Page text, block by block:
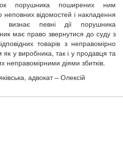
порушника поширених ним
відомостей і накладення
певні дії порушника
має право звернутися до суду з
товарів з неправомірно
у виробника, так і у продавця та
неправомірними діями збитків.
адвокат – Олексій